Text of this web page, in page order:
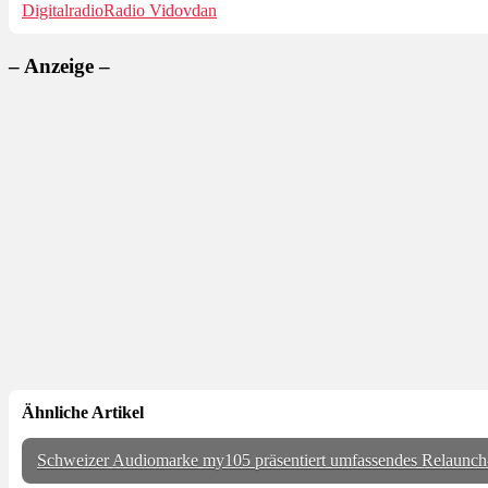
DigitalradioRadio Vidovdan
– Anzeige –
Ähnliche Artikel
Schweizer Audiomarke my105 präsentiert umfassendes